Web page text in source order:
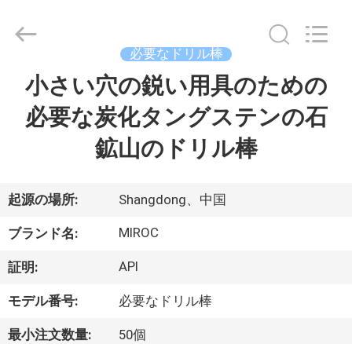
私
達
に
つ
Copyright
Technologies
(Beijing)
必要なドリル棒
小さい穴の鋭い用具のための
必要な炭化タングステンの石
鉱山のドリル棒
起源の場所: Shangdong、中国
ブランド名: MIROC
証明: API
モデル番号: 必要なドリル棒
最小注文数量: 50個